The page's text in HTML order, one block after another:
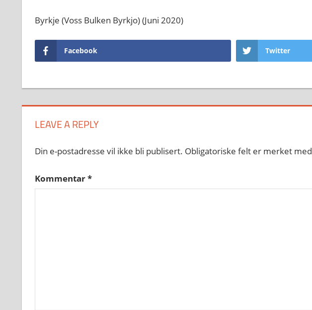
Byrkje (Voss Bulken Byrkjo) (Juni 2020)
Facebook Twitter
LEAVE A REPLY
Din e-postadresse vil ikke bli publisert. Obligatoriske felt er merket med
Kommentar*